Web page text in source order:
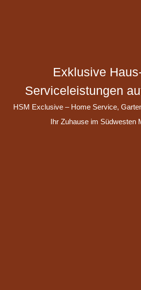
Exklusive
Serviceleistungen
HSM Exclusive – Home Service,
Ihr Zuhause im Südwesten